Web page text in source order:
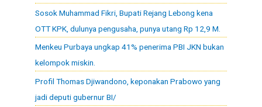
Sosok Muhammad Fikri, Bupati Rejang Lebong kena
OTT KPK, dulunya pengusaha, punya utang Rp 12,9 M.
Menkeu Purbaya ungkap 41% penerima PBI JKN bukan
kelompok miskin.
Profil Thomas Djiwandono, keponakan Prabowo yang
jadi deputi gubernur BI/